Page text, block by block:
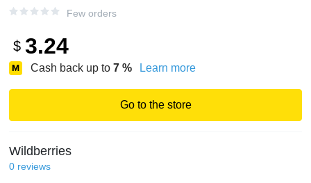
Few orders
$ 3.24
Cash back up to 7 % Learn more
Go to the store
Wildberries
0 reviews